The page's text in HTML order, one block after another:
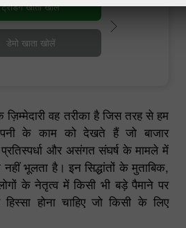
ज़िम्मेदारी वह तरीका है जिस तरह से हम
के काम को देखते हैं जो बाजार
प्रतिस्पर्धा और असंगत संघर्ष के मामले में
नहीं भूलता है। इन सिद्धांतों के मुताबिक,
के नेतृत्व में किसी भी बड़े पैमाने पर
होना चाहिए जो किसी के लिए